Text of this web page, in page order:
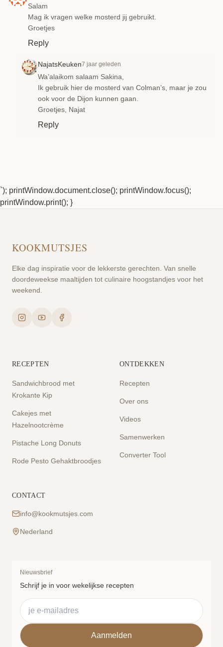
Salam
Mag ik vragen welke mosterd jij gebruikt.
Groetjes
Reply
NajatsKeuken7 jaar geleden
Wa’alaikom salaam Sakina,
Ik gebruik hier de mosterd van Colman’s, maar je zou
ook voor de Dijon kunnen gaan.
Groetjes, Najat
Reply
`); printWindow.document.close(); printWindow.focus();
printWindow.print(); }
KOOKMUTSJES
Elke dag inspiratie voor de lekkerste gerechten. Van snelle
doordeweekse maaltijden tot culinaire hoogstandjes voor het
weekend.
RECEPTEN
Sandwichbrood met
Krokante Kip
Cakejes met
Hazelnootcrème
Pistache Long Donuts
Rode Pesto Gehaktbroodjes
ONTDEKKEN
Recepten
Over ons
Videos
Samenwerken
Converter Tool
CONTACT
info@kookmutsjes.com
Nederland
Nieuwsbrief
Schrijf je in voor wekelijkse recepten